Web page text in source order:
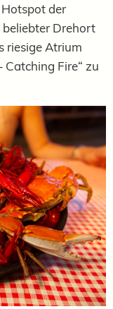
der
beliebter Drehort
riesige Atrium
Catching Fire“ zu